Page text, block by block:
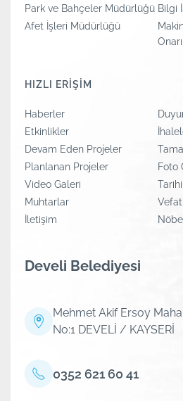
Park ve Bahçeler Müdürlüğü Bilgi
Afet İşleri Müdürlüğü
HIZLI ERİŞİM
Haberler
Etkinlikler
Devam Eden Projeler
Planlanan Projeler
Foto
Video Galeri
Muhtarlar
İletişim
Develi Belediyesi
Mehmet Akif Ersoy
No:1 DEVELİ / KAYSERİ
0352 621 60 41